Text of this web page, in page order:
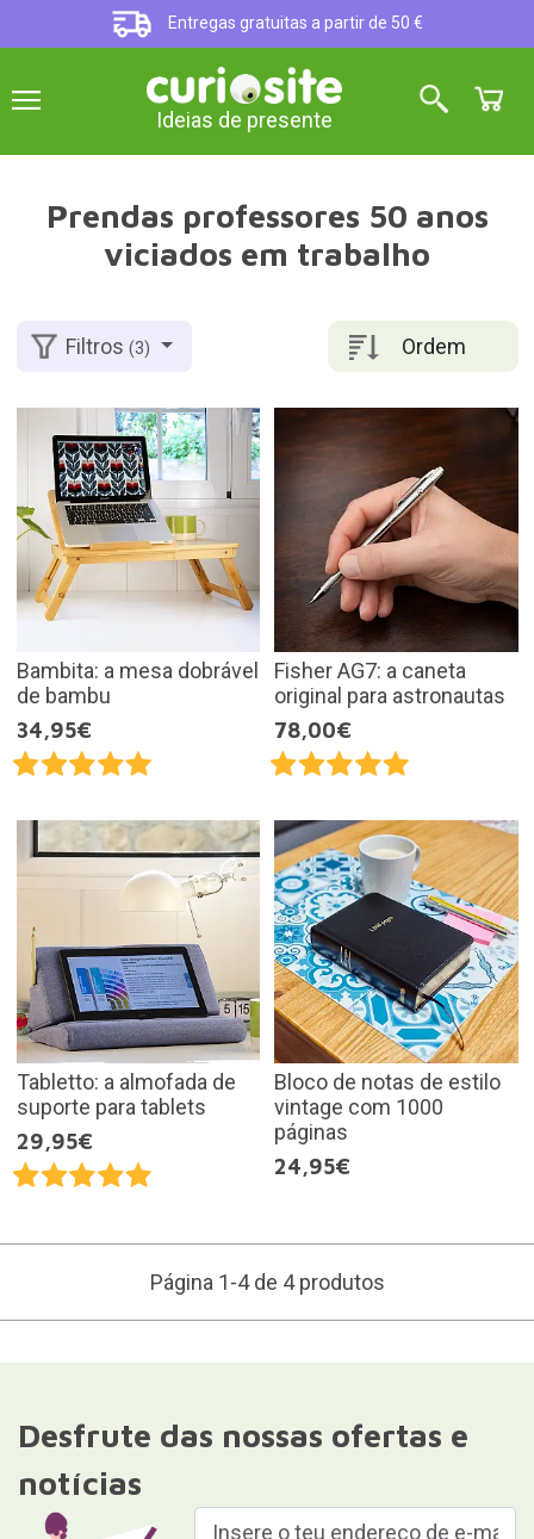
Entregas gratuitas a partir de 50 €
Ideias de presente
Prendas professores 50 anos
viciados em trabalho
Ordem
Filtros(3)
Bambita: a mesa dobrável
de bambu
34,95€
Fisher AG7: a caneta
original para astronautas
78,00€
Tabletto: a almofada de
suporte para tablets
29,95€
Bloco de notas de estilo
vintage com 1000
páginas
24,95€
Página 1-4 de 4 produtos
Desfrute das nossas ofertas e
notícias